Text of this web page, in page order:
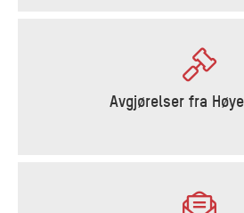
Avgjørelser fra